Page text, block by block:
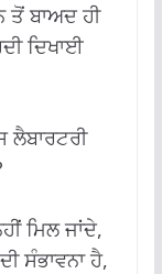
ਬਾਅਦ ਹੀ
ਦਿਖਾਈ
ਮਿਲ ਜਾਂਦੇ,
ਸੰਭਾਵਨਾ ਹੈ,